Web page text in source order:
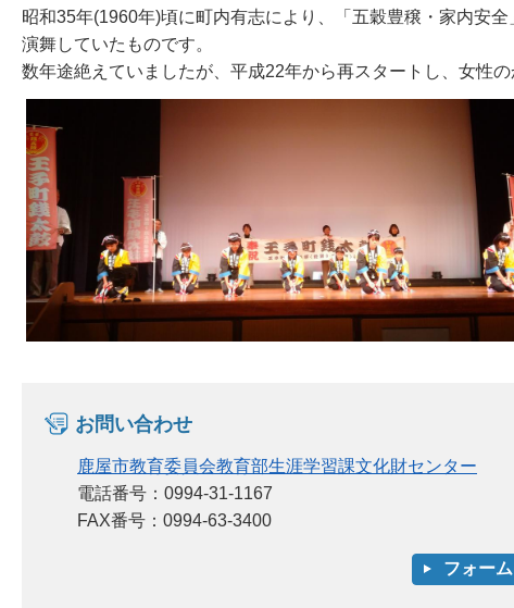
昭和35年(1960年)頃に町内有志により、「五穀豊穣・家内安
演舞していたものです。
数年途絶えていましたが、平成22年から再スタートし、女性
お問い合わせ
鹿屋市教育委員会教育部生涯学習課文化財センター
電話番号：0994-31-1167
FAX番号：0994-63-3400